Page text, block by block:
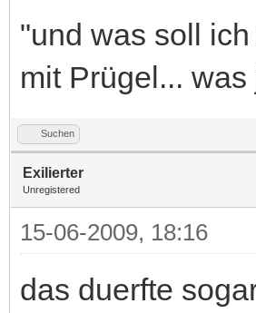
"und was soll
mit Prügel...
Suchen
Exilierter
Unregistered
15-06-2009, 18:16
das duerfte